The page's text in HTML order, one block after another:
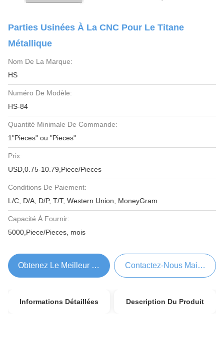
Parties Usinées À La CNC Pour Le Titane
Métallique
Nom De La Marque:
HS
Numéro De Modèle:
HS-84
Quantité Minimale De Commande:
1"Pieces" ou "Pieces"
Prix:
USD,0.75-10.79,Piece/Pieces
Conditions De Paiement:
L/C, D/A, D/P, T/T, Western Union, MoneyGram
Capacité À Fournir:
5000,Piece/Pieces, mois
Obtenez Le Meilleur Prix Contactez-Nous Maintenant
Informations Détaillées Description Du Produit